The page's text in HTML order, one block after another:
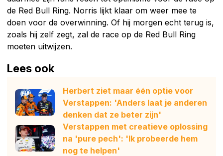
de Red Bull Ring. Norris lijkt klaar om weer mee te
doen voor de overwinning. Of hij morgen echt terug is,
zoals hij zelf zegt, zal de race op de Red Bull Ring
moeten uitwijzen.
Lees ook
Herbert ziet maar één optie voor
Verstappen: 'Anders laat je anderen
denken dat ze beter zijn'
Verstappen met creatieve oplossing
na 'pure pech': 'Ik probeerde hem
nog te helpen'